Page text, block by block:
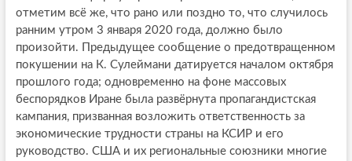
отметим всё же, что рано или поздно то, что случилось
ранним утром 3 января 2020 года, должно было
произойти. Предыдущее сообщение о предотвращенном
покушении на К. Сулеймани датируется началом октября
прошлого года; одновременно на фоне массовых
беспорядков Иране была развёрнута пропагандистская
кампания, призванная возложить ответственность за
экономические трудности страны на КСИР и его
руководство. США и их региональные союзники многие